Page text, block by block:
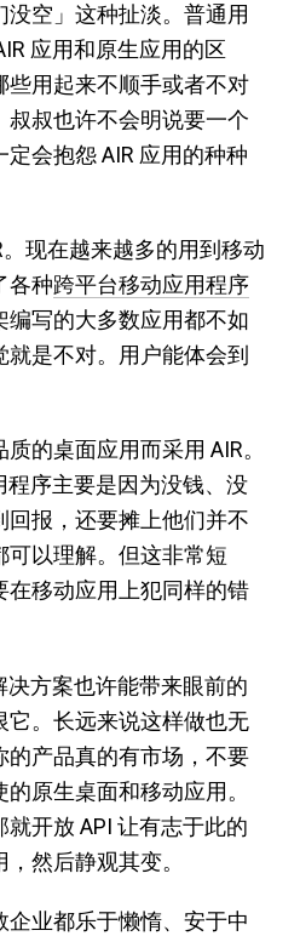
没空」这种扯淡。普通用
应用和原生应用的区
些用起来不顺手或者不对
叔叔也许不会明说要一个
定会抱怨 AIR 应用的种种
现在越来越多的用到移动
各种跨平台移动应用程序
编写的大多数应用都不如
是不对。用户能体会到
的桌面应用而采用 AIR。
程序主要是因为没钱、没
回报，还要摊上他们并不
以理解。但这非常短
在移动应用上犯同样的错
决方案也许能带来眼前的
它。长远来说这样做也无
的产品真的有市场，不要
原生桌面和移动应用。
开放 API 让有志于此的
然后静观其变。
业都乐于懒惰、安于中